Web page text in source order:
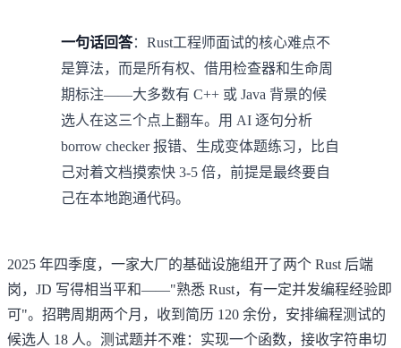
一句话回答：Rust工程师面试的核心难点不
是算法，而是所有权、借用检查器和生命周
期标注——大多数有 C++ 或 Java 背景的候
选人在这三个点上翻车。用 AI 逐句分析
borrow checker 报错、生成变体题练习，比自
己对着文档摸索快 3-5 倍，前提是最终要自
己在本地跑通代码。
2025 年四季度，一家大厂的基础设施组开了两个 Rust 后端
岗，JD 写得相当平和——"熟悉 Rust，有一定并发编程经验即
可"。招聘周期两个月，收到简历 120 余份，安排编程测试的
候选人 18 人。测试题并不难：实现一个函数，接收字符串切